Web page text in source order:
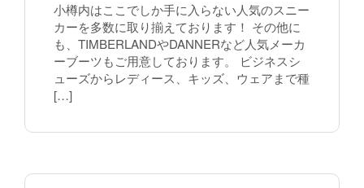
小樽内はここでしか手に入らない人気のスニー
カーを多数に取り揃えております！ その他に
も、TIMBERLANDやDANNERなど人気メーカ
ーブーツもご用意しております。 ビジネスシ
ューズからレディース、キッズ、ウェアまで種
[…]